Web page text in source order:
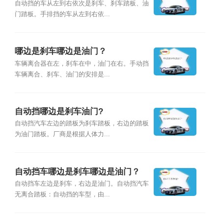
自动挡的车从左到右依次是刹车、刹车踏板、油
门踏板。手排挡的车从左到右依...
哪边是刹车哪边是油门？
车辆离合器在左，刹车在中，油门在右。手动挡
车辆离合、刹车、油门的安排是...
自动挡哪边是刹车油门?
自动挡汽车左边的踏板为刹车踏板，右边的踏板
为油门踏板。厂商是根据人体力...
自动挡车哪边是刹车哪边是油门？
自动挡车左边是刹车，右边是油门。自动挡汽车
无离合踏板：自动挡的车型，由...